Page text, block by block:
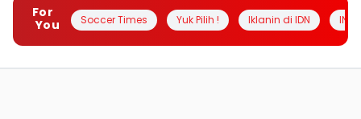
For
You
Soccer Times Yuk Pilih ! Iklanin di IDN